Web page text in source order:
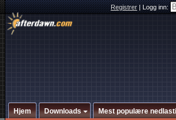
Registrer|Logg inn:
Hjem Downloads Mest populære